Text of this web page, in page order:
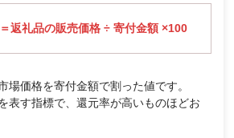
返礼品の販売価格 ÷ 寄付金額 ×100
場価格を寄付金額で割った値です。
表す指標で、還元率が高いものほどお